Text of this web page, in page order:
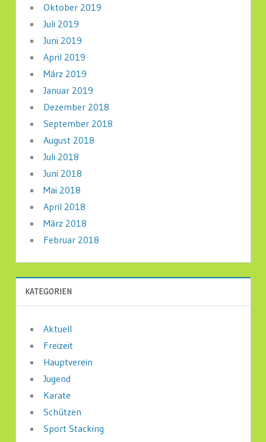
Oktober 2019
Juli 2019
Juni 2019
April 2019
März 2019
Januar 2019
Dezember 2018
September 2018
August 2018
Juli 2018
Juni 2018
Mai 2018
April 2018
März 2018
Februar 2018
KATEGORIEN
Aktuell
Freizeit
Hauptverein
Jugend
Karate
Schützen
Sport Stacking